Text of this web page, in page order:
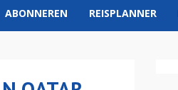
ABONNEREN REISPLANNER